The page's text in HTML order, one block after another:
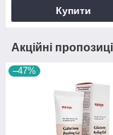
Купити
Акційні
–47%